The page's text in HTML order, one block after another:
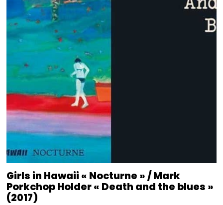
Girls in Hawaii « Nocturne » / Mark
Porkchop Holder « Death and the blues »
(2017)